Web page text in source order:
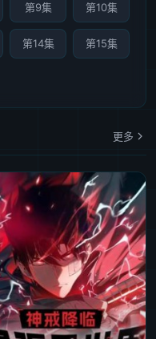
第9集 第10集
第14集 第15集
更多